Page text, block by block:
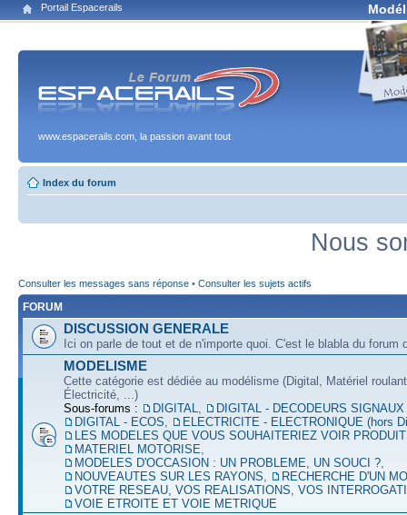
Portail Espacerails
www.espacerails.com, la passion avant tout
Index du forum
Nous
Consulter les messages sans réponse • Consulter les sujets actifs
FORUM
DISCUSSION GENERALE
Ici on parle de tout et de n'importe quoi. C'est le blabla du forum
MODELISME
Cette catégorie est dédiée au modélisme (Digital, Matériel
Électricité, ...)
Sous-forums :
DIGITAL,
DIGITAL - DECODEURS
DIGITAL - ECOS,
ELECTRICITE - ELECTRONIQUE (hors
LES MODELES QUE VOUS SOUHAITERIEZ VOIR
MATERIEL MOTORISE,
MODELES D'OCCASION : UN PROBLEME, UN SOUCI ?,
NOUVEAUTES SUR LES RAYONS,
RECHERCHE D'UN
VOTRE RESEAU, VOS REALISATIONS, VOS
VOIE ETROITE ET VOIE METRIQUE